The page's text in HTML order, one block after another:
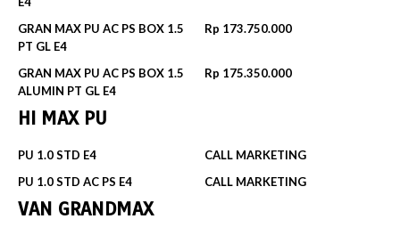
GRAN MAX PU AC PS BOX 1.5
PT GL E4
Rp 173.750.000
GRAN MAX PU AC PS BOX 1.5
ALUMIN PT GL E4
Rp 175.350.000
HI MAX PU
PU 1.0 STD E4
CALL MARKETING
PU 1.0 STD AC PS E4
CALL MARKETING
VAN GRANDMAX